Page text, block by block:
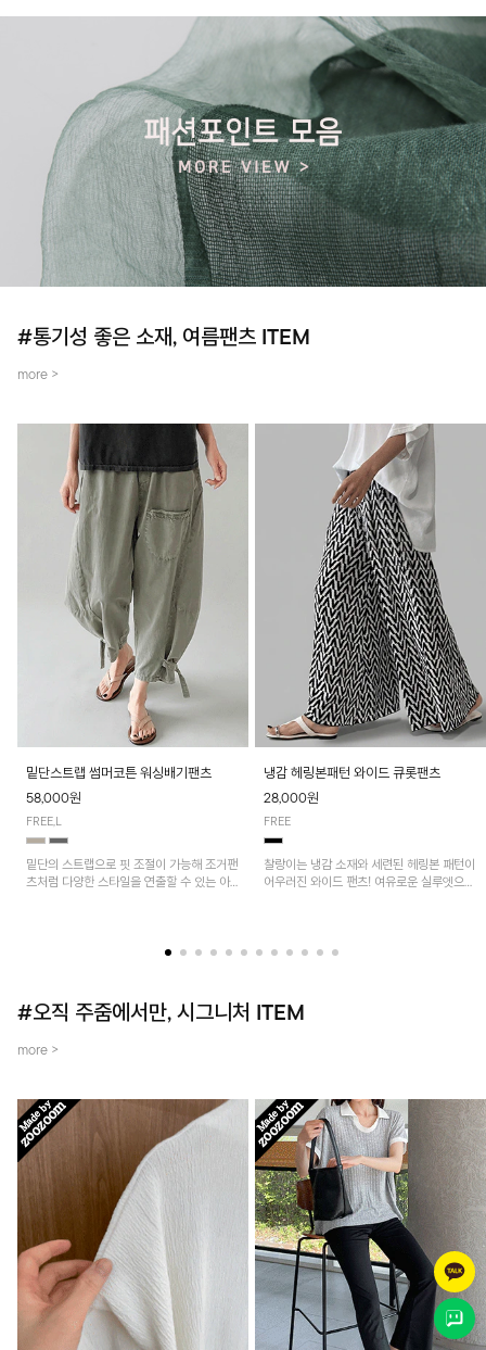
#통기성 좋은 소재, 여름팬츠 ITEM
more >
밑단스트랩 썸머코튼 워싱배기팬츠
58,000원
FREE,L
밑단의 스트랩으로 핏 조절이 가능해 조거팬
츠처럼 다양한 스타일을 연출할 수 있는 아
냉감 헤링본패턴 와이드 큐롯팬츠
28,000원
FREE
찰랑이는 냉감 소재와 세련된 헤링본 패턴이
어우러진 와이드 팬츠! 여유로운 실루엣으로
#오직 주줌에서만, 시그니처 ITEM
more >